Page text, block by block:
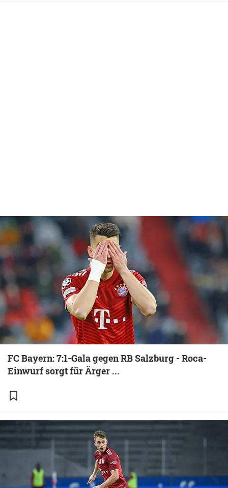
FC Bayern: 7:1-Gala gegen RB Salzburg - Roca-
Einwurf sorgt für Ärger ...